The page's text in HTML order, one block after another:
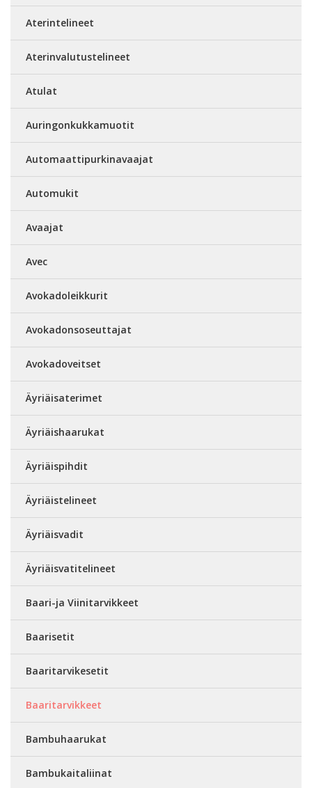
Aterintelineet
Aterinvalutustelineet
Atulat
Auringonkukkamuotit
Automaattipurkinavaajat
Automukit
Avaajat
Avec
Avokadoleikkurit
Avokadonsoseuttajat
Avokadoveitset
Äyriäisaterimet
Äyriäishaarukat
Äyriäispihdit
Äyriäistelineet
Äyriäisvadit
Äyriäisvatitelineet
Baari-ja Viinitarvikkeet
Baarisetit
Baaritarvikesetit
Baaritarvikkeet
Bambuhaarukat
Bambukaitaliinat